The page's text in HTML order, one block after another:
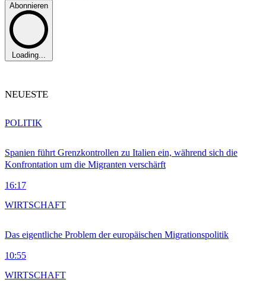
Abonnieren
Loading...
NEUESTE
Spanien führt Grenzkontrollen zu Italien ein, während sich die
Konfrontation um die Migranten verschärft
16:17
POLITIK
Das eigentliche Problem der europäischen Migrationspolitik
10:55
WIRTSCHAFT
WIRTSCHAFT